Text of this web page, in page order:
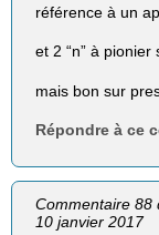
référence à un
et 2 “n” à
mais bon sur
Répondre à ce
Commentaire
10 janvier 2017